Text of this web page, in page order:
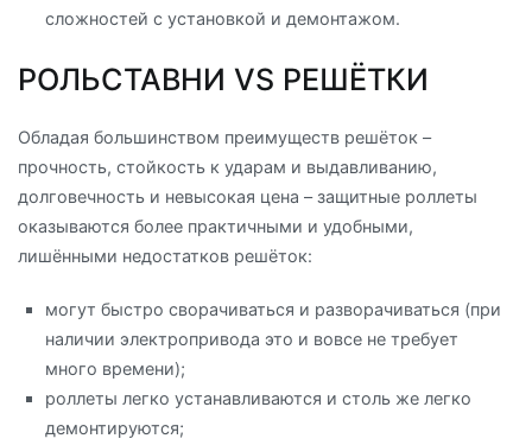
сложностей с установкой и демонтажом.
РОЛЬСТАВНИ VS РЕШЁТКИ
Обладая большинством преимуществ решёток –
прочность, стойкость к ударам и выдавливанию,
долговечность и невысокая цена – защитные роллеты
оказываются более практичными и удобными,
лишёнными недостатков решёток:
могут быстро сворачиваться и разворачиваться (при
наличии электропривода это и вовсе не требует
много времени);
роллеты легко устанавливаются и столь же легко
демонтируются;